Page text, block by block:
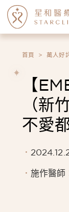
首頁 萬人好
【
（新
不愛
施作醫師